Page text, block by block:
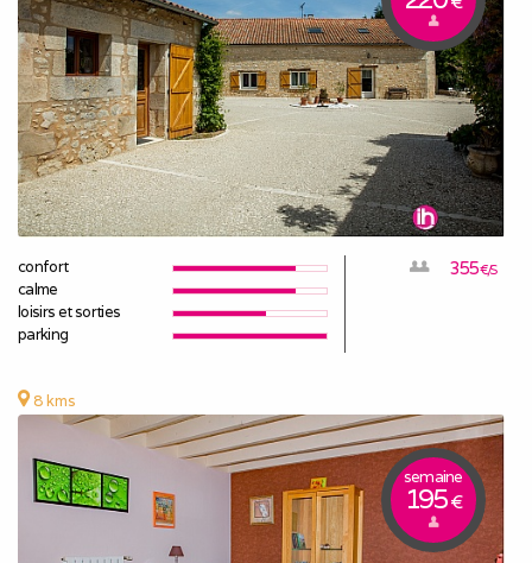
confort
calme
loisirs et sorties
parking
355€/S
8 kms
semaine
195€